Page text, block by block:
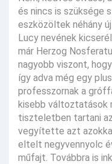
és nincs is szüksége
eszközöltek néhány
Lucy nevének
már Herzog
nagyobb viszont,
így adva még egy
professzornak a
kisebb
tiszteletben tartani
vegyítette azt
eltelt negyvennyolc
műfajt. Továbbra is